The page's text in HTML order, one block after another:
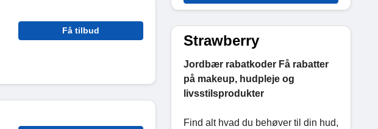
Få tilbud
Strawberry
Jordbær rabatkoder Få rabatter
på makeup, hudpleje og
livsstilsprodukter
Find alt hvad du behøver til din hud,